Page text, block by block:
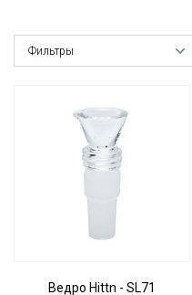
Фильтры
Ведро Hittn - SL71